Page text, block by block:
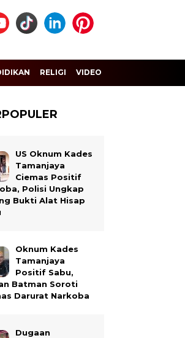
RELIGI VIDEO
US Oknum Kades
Tamanjaya
Ciemas Positif
Polisi Ungkap
Bukti Alat Hisap
Oknum Kades
Tamanjaya
Positif Sabu,
Batman Soroti
Darurat Narkoba
Dugaan